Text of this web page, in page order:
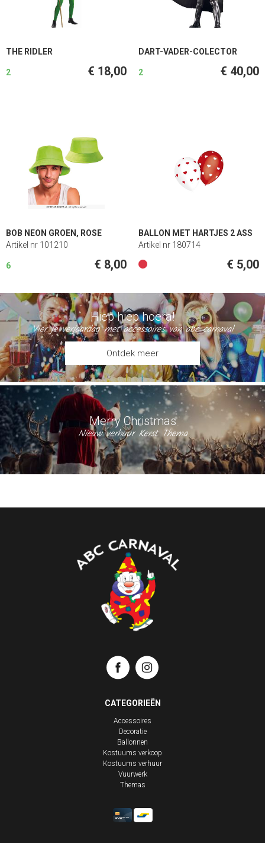
THE RIDLER
2 € 18,00
DART-VADER-COLECTOR
2 € 40,00
BOB NEON GROEN, ROSE
Artikel nr 101210
6 € 8,00
BALLON MET HARTJES 2 ASS
Artikel nr 180714
€ 5,00
Hiep hiep hoera!
Vier je verjaardag met accessoires van abc carnaval
Ontdek meer
Merry Christmas
Nieuw verhuur Kerst Thema
CATEGORIEËN
Accessoires
Decoratie
Ballonnen
Kostuums verkoop
Kostuums verhuur
Vuurwerk
Themas